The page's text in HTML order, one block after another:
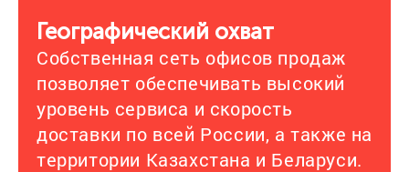
Географический охват
Собственная сеть офисов продаж
позволяет обеспечивать высокий
уровень сервиса и скорость
доставки по всей России, а также на
территории Казахстана и Беларуси.